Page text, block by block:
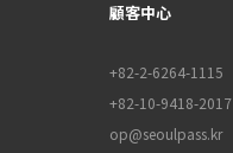
顧客中心
+82-2-6264-1115
+82-10-9418-2017
op@seoulpass.kr